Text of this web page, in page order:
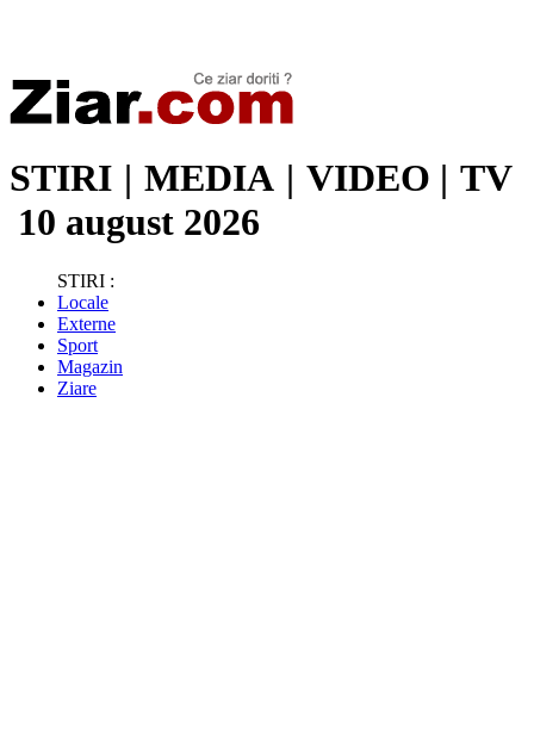
STIRI | MEDIA | VIDEO | TV
10 august 2026
STIRI :
Locale
Externe
Sport
Magazin
Ziare